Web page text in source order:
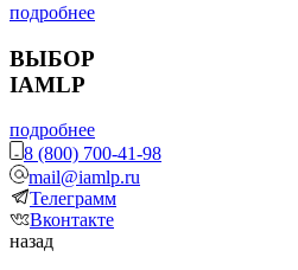
подробнее
ВЫБОР
IAMLP
подробнее
8 (800) 700-41-98
mail@iamlp.ru
Телеграмм
Вконтакте
назад